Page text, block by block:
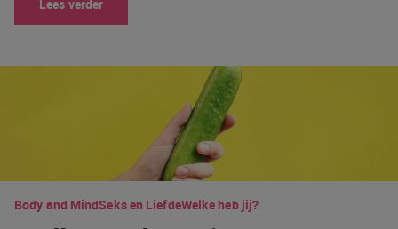
Lees verder
Body and MindSeks en LiefdeWelke heb jij?